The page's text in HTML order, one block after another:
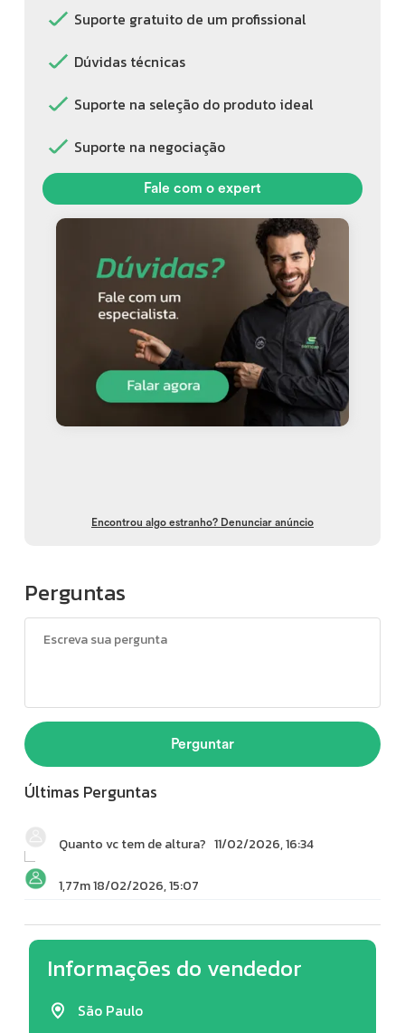
Perguntas
Perguntar
Últimas Perguntas
Quanto vc tem de altura? 11/02/2026, 16:34
1,77m18/02/2026, 15:07
Informações do vendedor
São Paulo
Suporte gratuito de um profissional
Dúvidas técnicas
Suporte na seleção do produto ideal
Suporte na negociação
Fale com o expert
Encontrou algo estranho? Denunciar anúncio